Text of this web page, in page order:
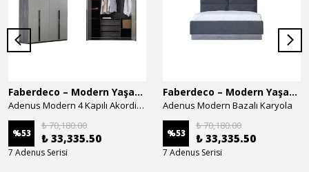
Faberdeco – Modern Yaşam Alanları İçin Özel Tasarım Mobilyalar
Adenus Modern 4 Kapılı Akordion Dolap
%53
₺ 70,180.00
₺ 33,335.50
7 Adenus Serisi
Faberdeco – Modern Yaşam Alanları İçin Özel Tasarım Mobilyalar
Adenus Modern Bazalı Karyola
%53
₺ 70,180.00
₺ 33,335.50
7 Adenus Serisi